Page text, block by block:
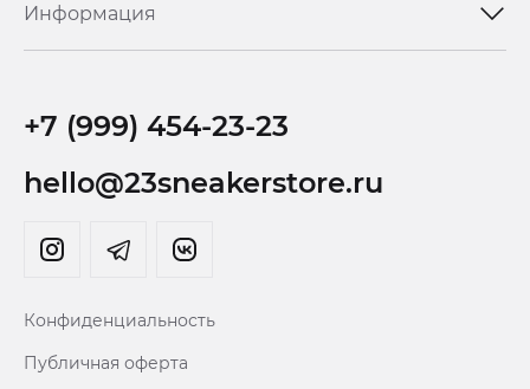
Информация
+7 (999) 454-23-23
hello@23sneakerstore.ru
Конфиденциальность
Публичная оферта